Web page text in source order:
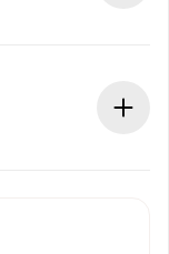
ti proporremo